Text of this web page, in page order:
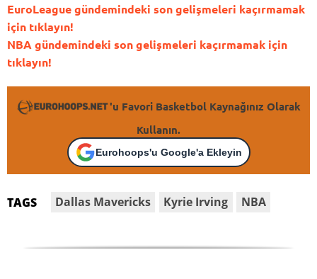
EuroLeague gündemindeki son gelişmeleri kaçırmamak
için tıklayın!
NBA gündemindeki son gelişmeleri kaçırmamak için
tıklayın!
'u Favori Basketbol Kaynağınız Olarak
Kullanın.
Eurohoops'u Google'a Ekleyin
TAGS Dallas Mavericks Kyrie Irving NBA